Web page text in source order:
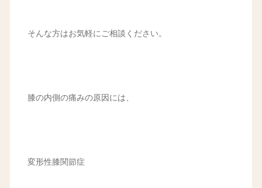
そんな方はお気軽にご相談ください。
膝の内側の痛みの原因には、
変形性膝関節症